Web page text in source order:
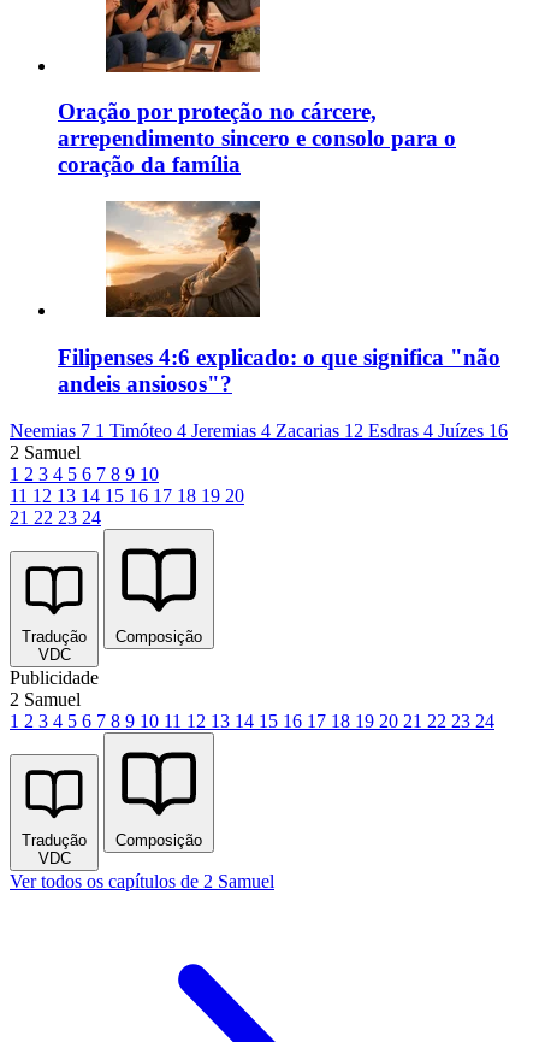
Oração por proteção no cárcere,
arrependimento sincero e consolo para o
coração da família
Filipenses 4:6 explicado: o que significa "não
andeis ansiosos"?
Neemias 7 1 Timóteo 4 Jeremias 4 Zacarias 12 Esdras 4 Juízes 16
2 Samuel
1 2 3 4 5 6 7 8 9 10
11 12 13 14 15 16 17 18 19 20
21 22 23 24
Tradução
VDC
Composição
Publicidade
2 Samuel
1 2 3 4 5 6 7 8 9 10 11 12 13 14 15 16 17 18 19 20 21 22 23 24
Tradução
VDC
Composição
Ver todos os capítulos de 2 Samuel